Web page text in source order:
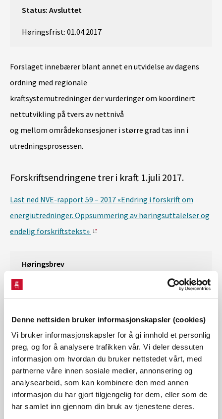
Denne nettsiden bruker informasjonskapsler (cookies)
Vi bruker informasjonskapsler for å gi innhold et personlig
preg, og for å analysere trafikken vår. Vi deler dessuten
informasjon om hvordan du bruker nettstedet vårt, med
partnerne våre innen sosiale medier, annonsering og
analysearbeid, som kan kombinere den med annen
informasjon du har gjort tilgjengelig for dem, eller som de
har samlet inn gjennom din bruk av tjenestene deres.
Status: Avsluttet
Høringsfrist: 01.04.2017
Forslaget innebærer blant annet en utvidelse av dagens
ordning med regionale
kraftsystemutredninger der vurderinger om koordinert
nettutvikling på tvers av nettnivå
og mellom områdekonsesjoner i større grad tas inn i
utredningsprosessen.
Forskriftsendringene trer i kraft 1.juli 2017.
Last ned NVE-rapport 59 – 2017 «Endring i forskrift om
energiutredninger. Oppsummering av høringsuttalelser og
endelig forskriftstekst»
Høringsbrev
Agder Energi Nett 127 KB
Defo 782 KB
Eidsiva Nett 383 KB
Energi Norge 711 KB
Glitre Eneregi Nett 709 KB